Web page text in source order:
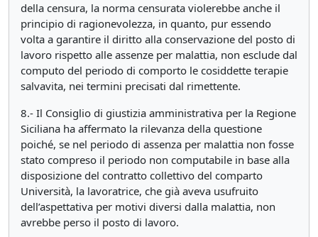
della censura, la norma censurata violerebbe anche il
principio di ragionevolezza, in quanto, pur essendo
volta a garantire il diritto alla conservazione del posto di
lavoro rispetto alle assenze per malattia, non esclude dal
computo del periodo di comporto le cosiddette terapie
salvavita, nei termini precisati dal rimettente.
8.- Il Consiglio di giustizia amministrativa per la Regione
Siciliana ha affermato la rilevanza della questione
poiché, se nel periodo di assenza per malattia non fosse
stato compreso il periodo non computabile in base alla
disposizione del contratto collettivo del comparto
Università, la lavoratrice, che già aveva usufruito
dell’aspettativa per motivi diversi dalla malattia, non
avrebbe perso il posto di lavoro.